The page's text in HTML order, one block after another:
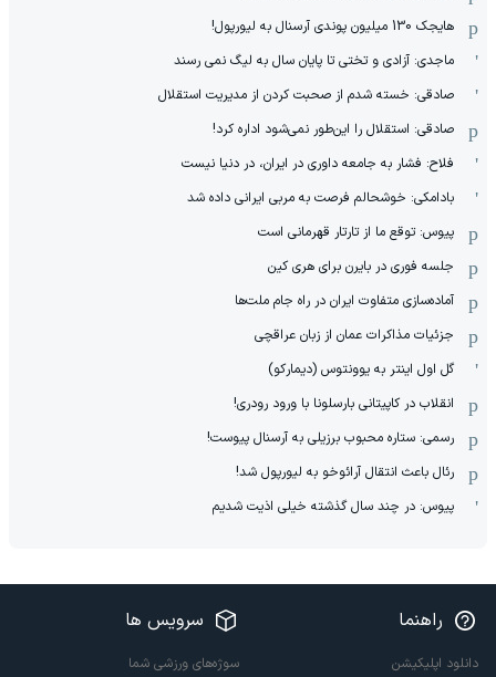
هایجک 130 میلیون پوندی آرسنال به لیورپول!
ماجدی: آزادی و تختی تا پایان سال به لیگ نمی رسند
صادقی: خسته شدم از صحبت کردن از مدیریت استقلال
صادقی: استقلال را این‌طور نمی‌شود اداره کرد!
فلاح: فشار به جامعه داوری در ایران، در دنیا نیست
بادامکی: خوشحالم فرصت به مربی ایرانی داده شد
پیوس: توقع ما از تارتار قهرمانی است
جلسه فوری در بایرن برای هری کین
آماده‌سازی متفاوت ایران در راه جام ملت‌ها
جزئیات مذاکرات عمان از زبان عراقچی
گل اول اینتر به یوونتوس (دیمارکو)
انقلاب در کاپیتانی بارسلونا با ورود رودری!
رسمی: ستاره محبوب برزیلی به آرسنال پیوست!
رئال باعث انتقال آرائوخو به لیورپول شد!
پیوس: در چند سال گذشته خیلی اذیت شدیم
راهنما
دانلود اپلیکیشن
سرویس ها
سوژه‌های ورزشی شما